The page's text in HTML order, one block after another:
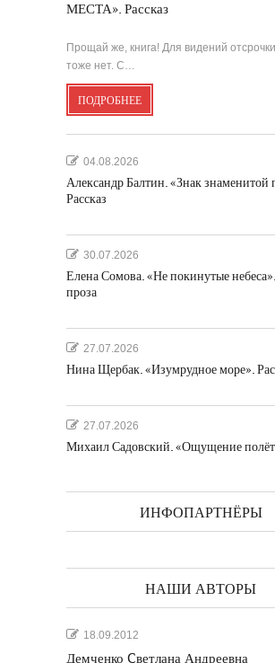
МЕСТА». Рассказ
Прощай же, книга! Для видений
тоже нет. С…
ПОДРОБНЕЕ
04.08.2026
Александр Балтин. «Знак знаменитой
Рассказ
30.07.2026
Елена Сомова. «Не покинутые
проза
27.07.2026
Нина Щербак. «Изумрудное море».
27.07.2026
Михаил Садовский. «Ощущение
ИНФОПАРТНЁРЫ
НАШИ АВТОРЫ
18.09.2012
Демченко Cветлана Андреевна